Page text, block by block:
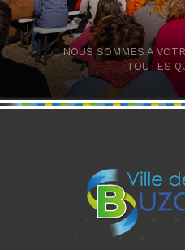
NOUS SOMMES A
TOUTES